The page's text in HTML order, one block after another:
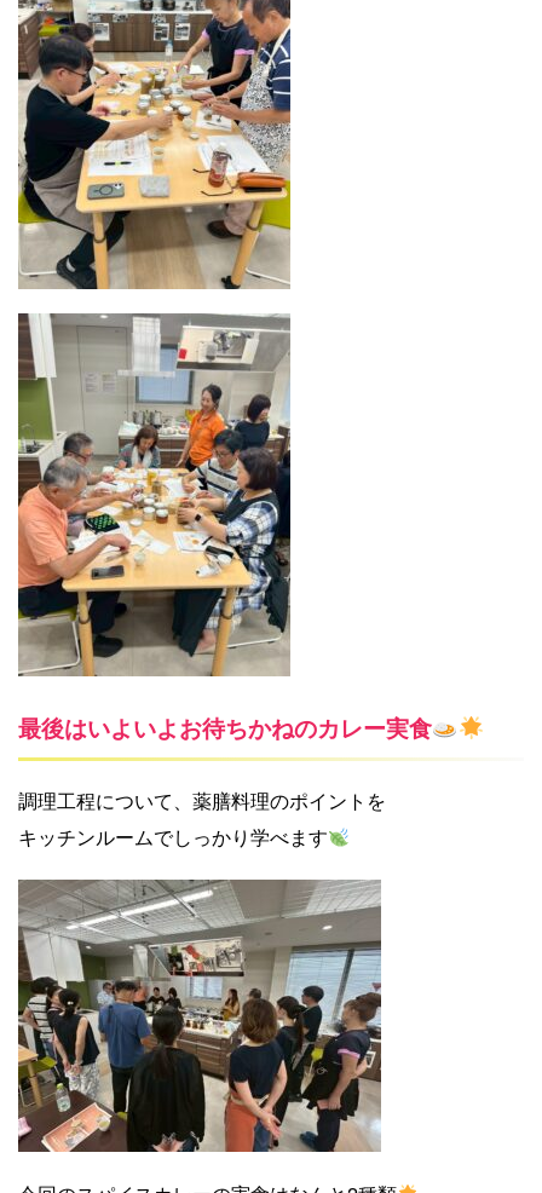
最後はいよいよお待ちかねのカレー実食
調理工程について、薬膳料理のポイントを
キッチンルームでしっかり学べます